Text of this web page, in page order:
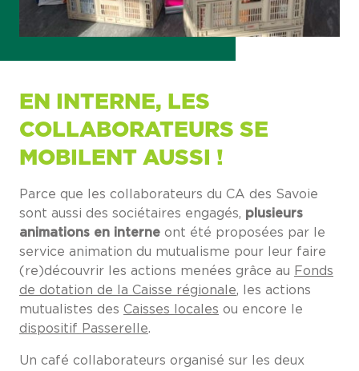
EN INTERNE, LES
COLLABORATEURS SE
MOBILENT AUSSI !
Parce que les collaborateurs du CA des Savoie
sont aussi des sociétaires engagés, plusieurs
animations en interne ont été proposées par le
service animation du mutualisme pour leur faire
(re)découvrir les actions menées grâce au Fonds
de dotation de la Caisse régionale, les actions
mutualistes des Caisses locales ou encore le
dispositif Passerelle.
Un café collaborateurs organisé sur les deux